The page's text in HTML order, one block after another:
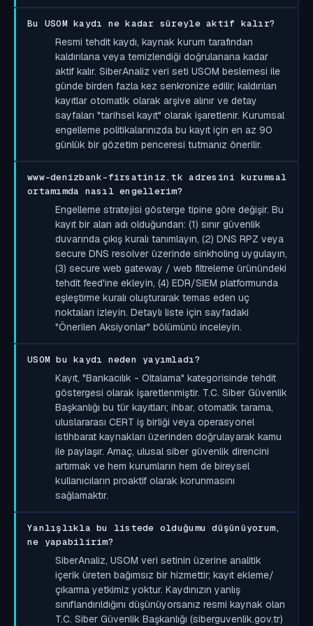
Bu USOM kaydı ne kadar süreyle aktif kalır?
Resmi tehdit kaydı, kaynak kurum tarafından
kaldırılana veya temizlendiği doğrulanana kadar
aktif kalır. SiberAnaliz veri seti USOM beslemesi ile
günde birden fazla kez senkronize edilir; kaldırılan
kayıtlar otomatik olarak arşive alınır ve detay
sayfaları "tarihsel kayıt" olarak işaretlenir. Kurumsal
engelleme politikalarınızda bu kayıt için en az 90
günlük bir gözetim penceresi tutmanız önerilir.
www-denizbank-firsatiniz.tk adresini kurumsal
ortamımda nasıl engellerim?
Engelleme stratejisi gösterge tipine göre değişir. Bu
kayıt bir alan adı olduğundan: (1) sınır güvenlik
duvarında çıkış kuralı tanımlayın, (2) DNS RPZ veya
secure DNS resolver üzerinde sinkholing uygulayın,
(3) secure web gateway / web filtreleme ürünündeki
tehdit feed'ine ekleyin, (4) EDR/SIEM platformunda
eşleştirme kuralı oluşturarak temas eden uç
noktaları izleyin. Detaylı liste için sayfadaki
"Önerilen Aksiyonlar" bölümünü inceleyin.
USOM bu kaydı neden yayımladı?
Kayıt, "Bankacılık - Oltalama" kategorisinde tehdit
göstergesi olarak işaretlenmiştir. T.C. Siber Güvenlik
Başkanlığı bu tür kayıtları; ihbar, otomatik tarama,
uluslararası CERT iş birliği veya operasyonel
istihbarat kaynakları üzerinden doğrulayarak kamu
ile paylaşır. Amaç, ulusal siber güvenlik direncini
artırmak ve hem kurumların hem de bireysel
kullanıcıların proaktif olarak korunmasını
sağlamaktır.
Yanlışlıkla bu listede olduğumu düşünüyorum,
ne yapabilirim?
SiberAnaliz, USOM veri setinin üzerine analitik
içerik üreten bağımsız bir hizmettir; kayıt ekleme/
çıkarma yetkimiz yoktur. Kaydınızın yanlış
sınıflandırıldığını düşünüyorsanız resmi kaynak olan
T.C. Siber Güvenlik Başkanlığı (siberguvenlik.gov.tr)